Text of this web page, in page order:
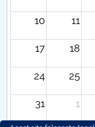
10 11
17 18
24 25
31 1